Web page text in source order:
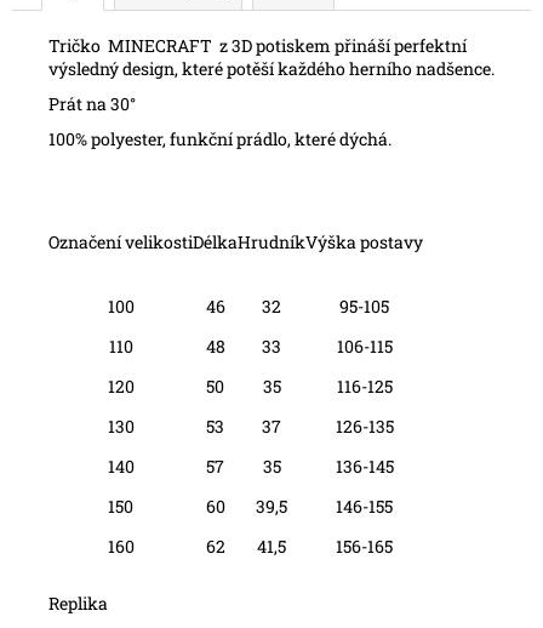
Tričko MINECRAFT z 3D potiskem přináší perfektní
výsledný design, které potěší každého herního nadšence.
Prát na 30°
100% polyester, funkční prádlo, které dýchá.
Označení velikostiDélkaHrudníkVýška postavy
100 46 32
95-105
110
48 33
106-115
120
50 35
116-125
130
53 37
126-135
140
57 35
136-145
150
60 39,5
146-155
160
62 41,5 156-165
Replika